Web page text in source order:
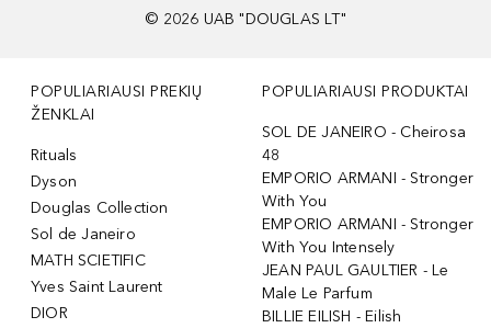
© 2026 UAB "DOUGLAS LT"
POPULIARIAUSI PREKIŲ
ŽENKLAI
Rituals
Dyson
Douglas Collection
Sol de Janeiro
MATH SCIETIFIC
Yves Saint Laurent
DIOR
POPULIARIAUSI PRODUKTAI
SOL DE JANEIRO - Cheirosa
48
EMPORIO ARMANI - Stronger
With You
EMPORIO ARMANI - Stronger
With You Intensely
JEAN PAUL GAULTIER - Le
Male Le Parfum
BILLIE EILISH - Eilish